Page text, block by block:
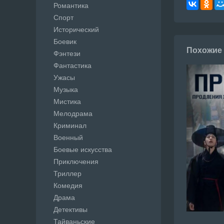
Похожие
Романтика
Спорт
Исторический
Боевик
Фэнтези
Фантастика
Ужасы
Музыка
Мистика
Мелодрама
Криминал
Военный
Боевые искусства
Приключения
Триллер
Комедия
Драма
Детективы
Тайваньские